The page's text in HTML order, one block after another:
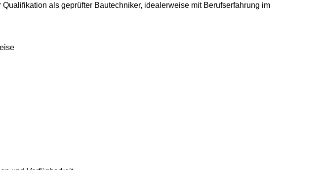
als geprüfter Bautechniker, idealerweise mit Berufserfahrung im